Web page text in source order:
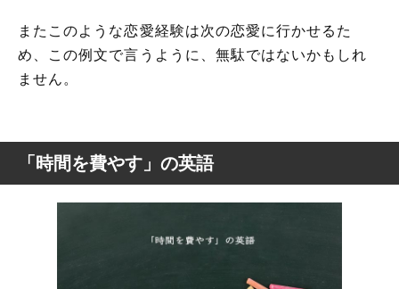
またこのような恋愛経験は次の恋愛に行かせるた
め、この例文で言うように、無駄ではないかもしれ
ません。
「時間を費やす」の英語